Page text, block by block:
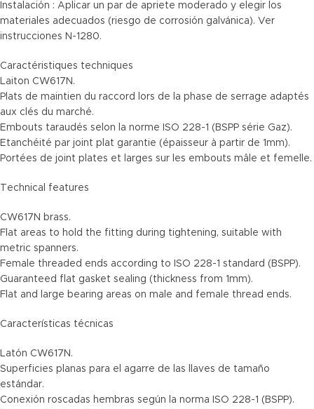
Instalación : Aplicar un par de apriete moderado y elegir los
materiales adecuados (riesgo de corrosión galvánica). Ver
instrucciones N-1280.
Caractéristiques techniques
Laiton CW617N.
Plats de maintien du raccord lors de la phase de serrage adaptés
aux clés du marché.
Embouts taraudés selon la norme ISO 228-1 (BSPP série Gaz).
Etanchéité par joint plat garantie (épaisseur à partir de 1mm).
Portées de joint plates et larges sur les embouts mâle et femelle.
Technical features
CW617N brass.
Flat areas to hold the fitting during tightening, suitable with
metric spanners.
Female threaded ends according to ISO 228-1 standard (BSPP).
Guaranteed flat gasket sealing (thickness from 1mm).
Flat and large bearing areas on male and female thread ends.
Características técnicas
Latón CW617N.
Superficies planas para el agarre de las llaves de tamaño
estándar.
Conexión roscadas hembras según la norma ISO 228-1 (BSPP).